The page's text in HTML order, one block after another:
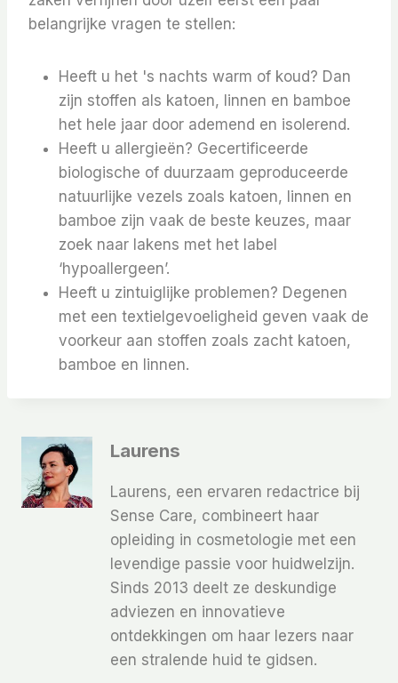
belangrijke vragen te stellen:
Heeft u het 's nachts warm of koud? Dan
zijn stoffen als katoen, linnen en bamboe
het hele jaar door ademend en isolerend.
Heeft u allergieën? Gecertificeerde
biologische of duurzaam geproduceerde
natuurlijke vezels zoals katoen, linnen en
bamboe zijn vaak de beste keuzes, maar
zoek naar lakens met het label
‘hypoallergeen’.
Heeft u zintuiglijke problemen? Degenen
met een textielgevoeligheid geven vaak de
voorkeur aan stoffen zoals zacht katoen,
bamboe en linnen.
Laurens
Laurens, een ervaren redactrice bij
Sense Care, combineert haar
opleiding in cosmetologie met een
levendige passie voor huidwelzijn.
Sinds 2013 deelt ze deskundige
adviezen en innovatieve
ontdekkingen om haar lezers naar
een stralende huid te gidsen.